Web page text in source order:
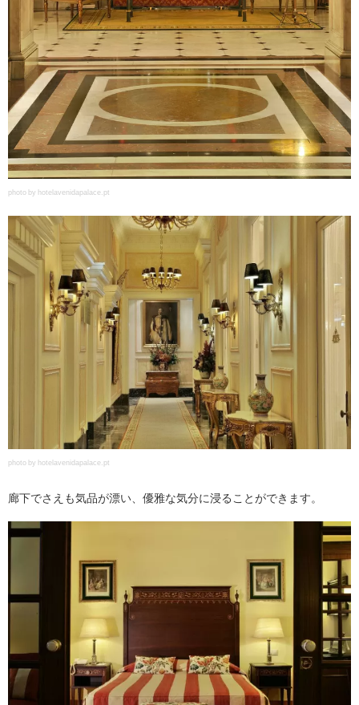
photo by hotelavenidapalace.pt
photo by hotelavenidapalace.pt
廊下でさえも気品が漂い、優雅な気分に浸ることができます。